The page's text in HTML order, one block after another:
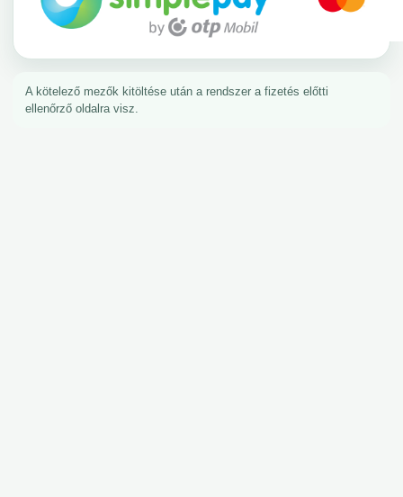
A kötelező mezők kitöltése után a rendszer a fizetés előtti
ellenőrző oldalra visz.